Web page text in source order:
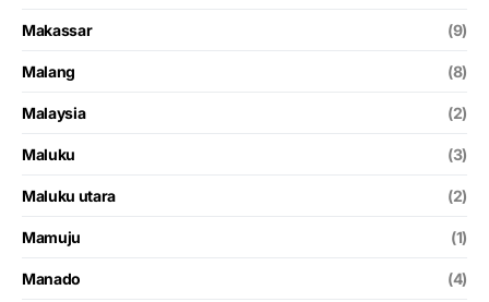
Makassar (9)
Malang (8)
Malaysia (2)
Maluku (3)
Maluku utara (2)
Mamuju (1)
Manado (4)